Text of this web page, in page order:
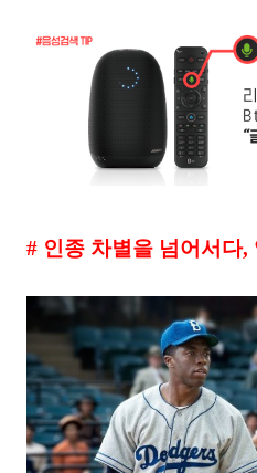
# 인종 차별을 넘어서다,